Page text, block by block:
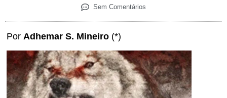
Sem Comentários
Por Adhemar S. Mineiro (*)